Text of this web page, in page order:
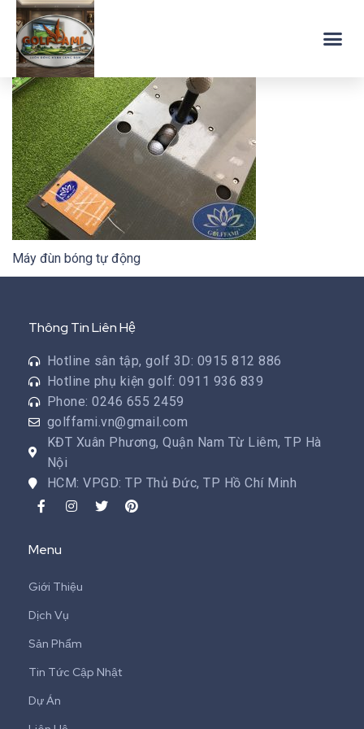
Máy đùn bóng tự động
Thông Tin Liên Hệ
Hotline sân tập, golf 3D: 0915 812 886
Hotline phụ kiện golf: 0911 936 839
Phone: 0246 655 2459
golffami.vn@gmail.com
KĐT Xuân Phương, Quận Nam Từ Liêm, TP Hà
Nội
HCM: VPGD: TP Thủ Đức, TP Hồ Chí Minh
Menu
Giới Thiệu
Dịch Vụ
Sản Phẩm
Tin Tức Cập Nhật
Dự Án